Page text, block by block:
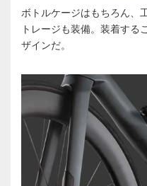
ボトルケージはもちろん、
トレージも装備。装着する
ザインだ。